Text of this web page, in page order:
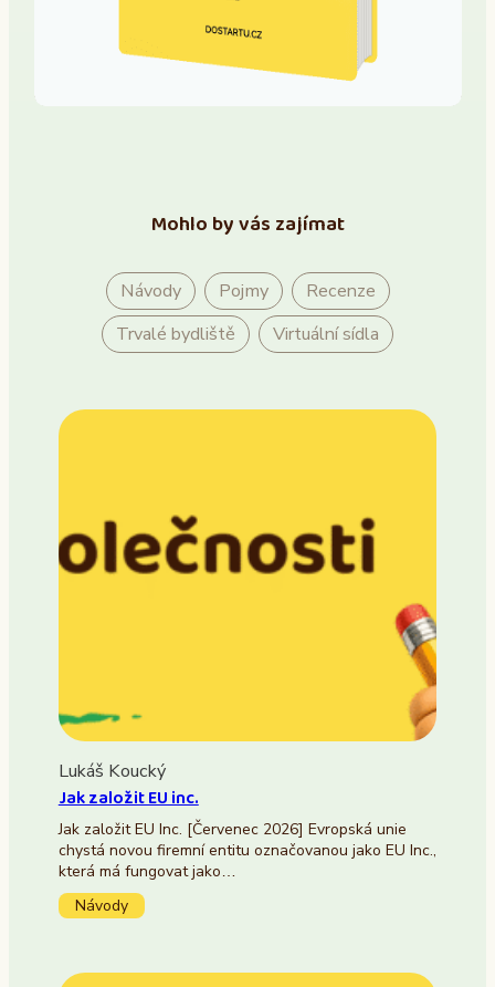
Mohlo by vás zajímat
Návody Pojmy
Recenze
Trvalé bydliště
Virtuální sídla
Lukáš Koucký
Jak založit EU inc.
Jak založit EU Inc. [Červenec 2026] Evropská unie
chystá novou firemní entitu označovanou jako EU Inc.,
která má fungovat jako…
Návody